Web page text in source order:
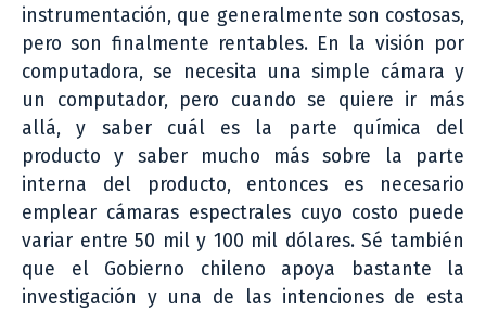
instrumentación, que generalmente son costosas,
pero son finalmente rentables. En la visión por
computadora, se necesita una simple cámara y
un computador, pero cuando se quiere ir más
allá, y saber cuál es la parte química del
producto y saber mucho más sobre la parte
interna del producto, entonces es necesario
emplear cámaras espectrales cuyo costo puede
variar entre 50 mil y 100 mil dólares. Sé también
que el Gobierno chileno apoya bastante la
investigación y una de las intenciones de esta